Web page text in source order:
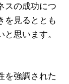
スの成功につ
を見るととも
思います。
を強調された